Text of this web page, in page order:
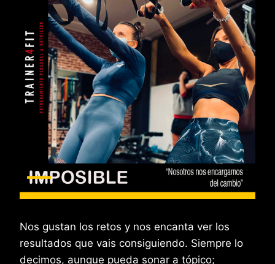
Nos gustan los retos y nos encanta ver los
resultados que vais consiguiendo. Siempre lo
decimos, aunque pueda sonar a tópico;